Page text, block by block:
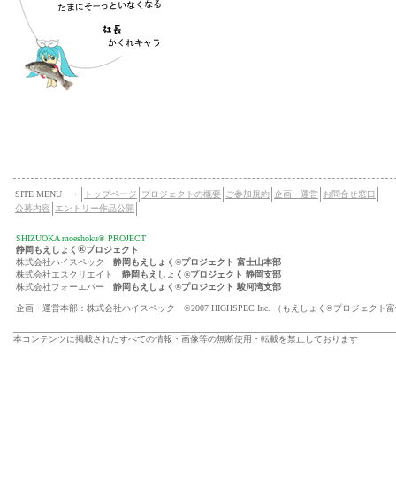
SITE MENU ・ トップページ プロジェクトの概要 ご参加規約 企画・運営 お問合せ窓口
公募内容
エントリー作品公開
SHIZUOKA moeshoku® PROJECT
静岡もえしょく ®プロジェクト
株式会社ハイスペック 静岡もえしょく®プロジェクト 富士山本部
株式会社エスクリエイト 静岡もえしょく®プロジェクト 静岡支部
株式会社フォーエバー 静岡もえしょく®プロジェクト 駿河湾支部
企画・運営本部：株式会社ハイスペック ©2007 HIGHSPEC Inc. （もえしょく®プロジェクト
本コンテンツに掲載されたすべての情報・画像等の無断使用・転載を禁止しております